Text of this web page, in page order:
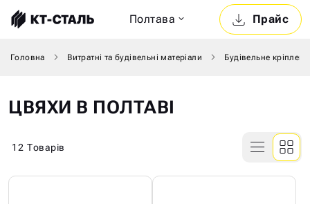
Прайс
Полтава
Головна Витратні та будівельні матеріали Будівельне
ЦВЯХИ В ПОЛТАВІ
12 Товарів